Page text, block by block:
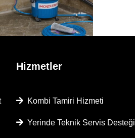
Hizmetler
Kombi Tamiri Hizmeti
Yerinde Teknik Servis Desteği